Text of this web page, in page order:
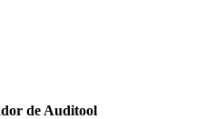
de Auditool